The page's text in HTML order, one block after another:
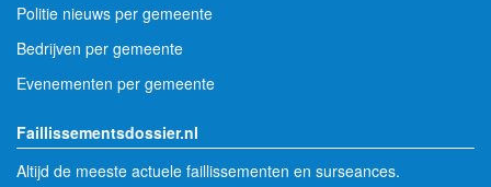
Politie nieuws per gemeente
Bedrijven per gemeente
Evenementen per gemeente
Faillissementsdossier.nl
Altijd de meeste actuele faillissementen en surseances.